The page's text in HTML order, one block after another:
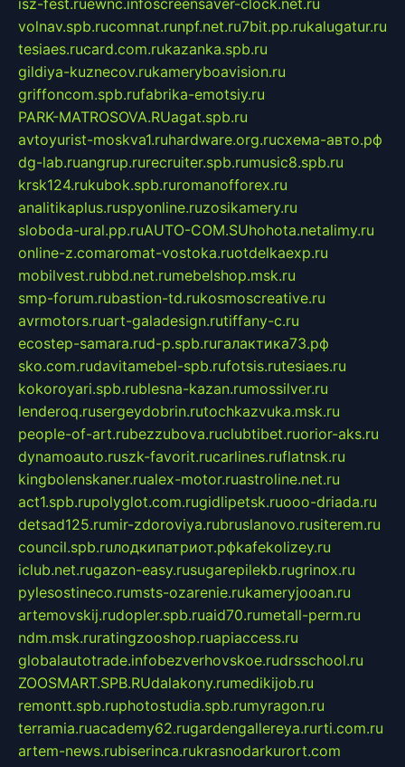
isz-fest.ruewnc.infoscreensaver-clock.net.ru
volnav.spb.rucomnat.runpf.net.ru7bit.pp.rukalugatur.ru
tesiaes.rucard.com.rukazanka.spb.ru
gildiya-kuznecov.rukameryboavision.ru
griffoncom.spb.rufabrika-emotsiy.ru
PARK-MATROSOVA.RUagat.spb.ru
avtoyurist-moskva1.ruhardware.org.ruсхема-авто.рф
dg-lab.ruangrup.rurecruiter.spb.rumusic8.spb.ru
krsk124.rukubok.spb.ruromanofforex.ru
analitikaplus.ruspyonline.ruzosikamery.ru
sloboda-ural.pp.ruAUTO-COM.SUhohota.netalimy.ru
online-z.comaromat-vostoka.ruotdelkaexp.ru
mobilvest.rubbd.net.rumebelshop.msk.ru
smp-forum.rubastion-td.rukosmoscreative.ru
avrmotors.ruart-galadesign.rutiffany-c.ru
ecostep-samara.rud-p.spb.ruгалактика73.рф
sko.com.rudavitamebel-spb.rufotsis.rutesiaes.ru
kokoroyari.spb.rublesna-kazan.rumossilver.ru
lenderoq.rusergeydobrin.rutochkazvuka.msk.ru
people-of-art.rubezzubova.ruclubtibet.ruorior-aks.ru
dynamoauto.ruszk-favorit.rucarlines.ruflatnsk.ru
kingbolenskaner.rualex-motor.ruastroline.net.ru
act1.spb.rupolyglot.com.rugidlipetsk.ruooo-driada.ru
detsad125.rumir-zdoroviya.rubruslanovo.rusiterem.ru
council.spb.ruлодкипатриот.рфkafekolizey.ru
iclub.net.rugazon-easy.rusugarepilekb.rugrinox.ru
pylesostineco.rumsts-ozarenie.rukameryjooan.ru
artemovskij.rudopler.spb.ruaid70.rumetall-perm.ru
ndm.msk.ruratingzooshop.ruapiaccess.ru
globalautotrade.infobezverhovskoe.rudrsschool.ru
ZOOSMART.SPB.RUdalakony.rumedikijob.ru
remontt.spb.ruphotostudia.spb.rumyragon.ru
terramia.ruacademy62.rugardengallereya.rurti.com.ru
artem-news.rubiserinca.rukrasnodarkurort.com